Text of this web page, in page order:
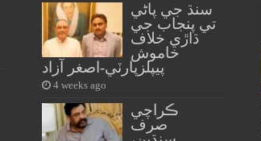
سنڌ جي پاڻي
تي پنجاب جي
ڌاڙي خلاف
خاموش
پيپلزپارٽي-اصغر آزاد
4 weeks ago
ڪراچي
صرف